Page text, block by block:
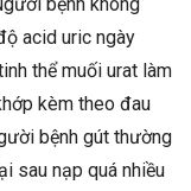
acid uric ngày
thể muối urat làm
kèm theo đau
bệnh gút thường
sau nạp quá nhiều